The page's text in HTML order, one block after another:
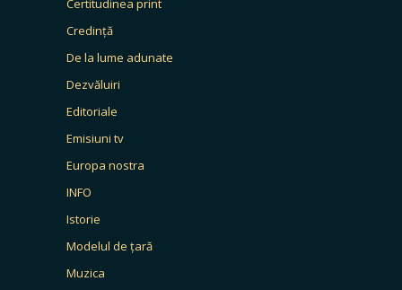
Certitudinea print
Credință
De la lume adunate
Dezvăluiri
Editoriale
Emisiuni tv
Europa nostra
INFO
Istorie
Modelul de țară
Muzica